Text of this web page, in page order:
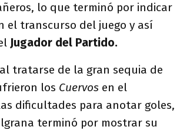
lo que terminó por indicar
el transcurso del juego y así
Jugador del Partido.
tratarse de la gran sequia de
los Cuervos en el
dificultades para anotar goles,
terminó por mostrar su